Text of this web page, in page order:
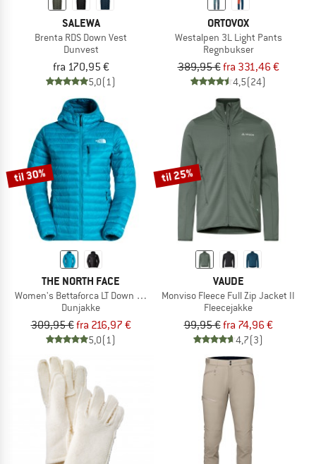
SALEWA
Brenta RDS Down Vest
Dunvest
fra 170,95 €
5,0(1)
ORTOVOX
Westalpen 3L Light Pants
Regnbukser
389,95 €fra 331,46 €
4,5(24)
til 30%
THE NORTH FACE
Women's Bettaforca LT Down Hoodie
Dunjakke
309,95 €fra 216,97 €
5,0(1)
til 25%
VAUDE
Monviso Fleece Full Zip Jacket II
Fleecejakke
99,95 €fra 74,96 €
4,7(3)